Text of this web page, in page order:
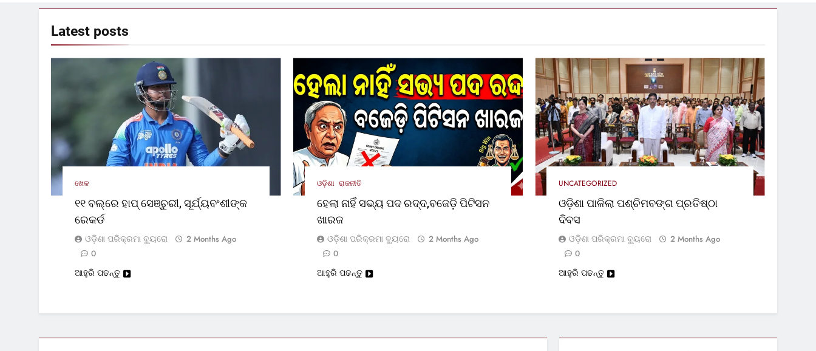
Latest posts
ଖେଳ
୧୧ ବଲ୍‌ରେ ହାପ୍ ସେଞ୍ଚୁରୀ, ସୂର୍ଯ୍ୟବଂଶୀଙ୍କ
ରେକର୍ଡ
ଓଡ଼ିଶା ପରିକ୍ରମା ବ୍ୟୁରୋ
2 Months Ago
0
ଆହୁରି ପଢନ୍ତୁ
ଓଡ଼ିଶା ରାଜନୀତି
ହେଲା ନାହିଁ ସଭ୍ୟ ପଦ ରଦ୍ଦ,ବଜେଡ଼ି ପିଟିସନ
ଖାରଜ
ଓଡ଼ିଶା ପରିକ୍ରମା ବ୍ୟୁରୋ
2 Months Ago
0
ଆହୁରି ପଢନ୍ତୁ
UNCATEGORIZED
ଓଡ଼ିଶା ପାଳିଲା ପଶ୍ଚିମବଙ୍ଗ ପ୍ରତିଷ୍ଠା
ଦିବସ
ଓଡ଼ିଶା ପରିକ୍ରମା ବ୍ୟୁରୋ
2 Months Ago
0
ଆହୁରି ପଢନ୍ତୁ